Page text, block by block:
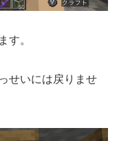
す。
せいには戻りませ